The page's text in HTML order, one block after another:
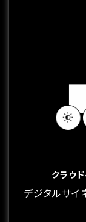
クラウ
デジタルサイ